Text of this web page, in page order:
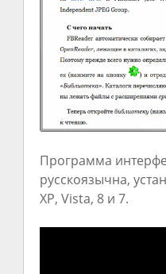
Программа
русскоязычна,
XP, Vista, 8 и 7.